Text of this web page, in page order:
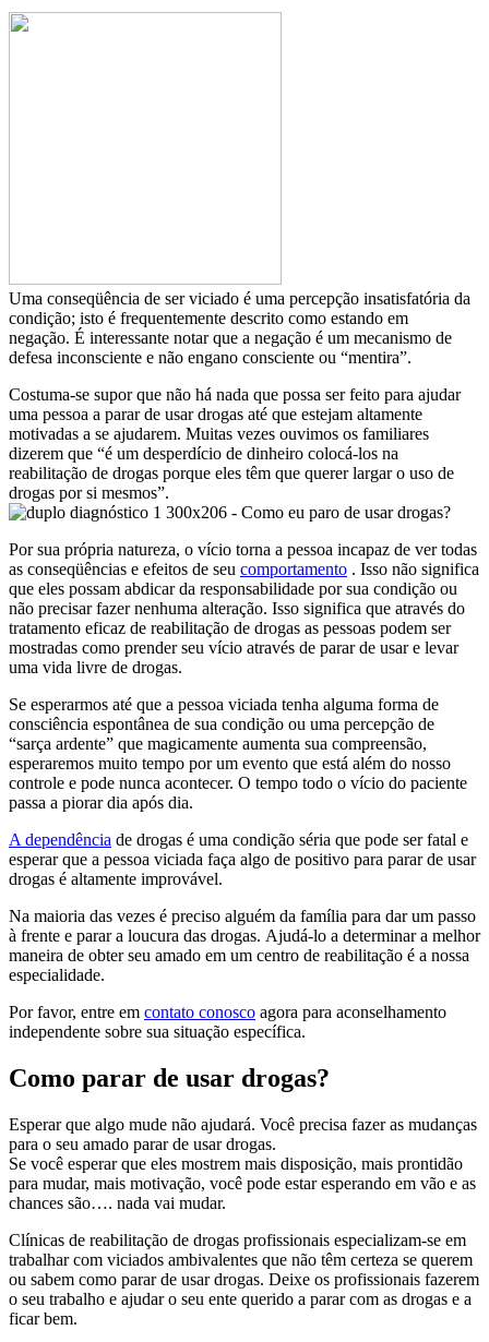
Uma conseqüência de ser viciado é uma percepção insatisfatória da
condição; isto é frequentemente descrito como estando em
negação. É interessante notar que a negação é um mecanismo de
defesa inconsciente e não engano consciente ou “mentira”.
Costuma-se supor que não há nada que possa ser feito para ajudar
uma pessoa a parar de usar drogas até que estejam altamente
motivadas a se ajudarem. Muitas vezes ouvimos os familiares
dizerem que “é um desperdício de dinheiro colocá-los na
reabilitação de drogas porque eles têm que querer largar o uso de
drogas por si mesmos”.
Por sua própria natureza, o vício torna a pessoa incapaz de ver todas
as conseqüências e efeitos de seu comportamento . Isso não significa
que eles possam abdicar da responsabilidade por sua condição ou
não precisar fazer nenhuma alteração. Isso significa que através do
tratamento eficaz de reabilitação de drogas as pessoas podem ser
mostradas como prender seu vício através de parar de usar e levar
uma vida livre de drogas.
Se esperarmos até que a pessoa viciada tenha alguma forma de
consciência espontânea de sua condição ou uma percepção de
“sarça ardente” que magicamente aumenta sua compreensão,
esperaremos muito tempo por um evento que está além do nosso
controle e pode nunca acontecer. O tempo todo o vício do paciente
passa a piorar dia após dia.
A dependência de drogas é uma condição séria que pode ser fatal e
esperar que a pessoa viciada faça algo de positivo para parar de usar
drogas é altamente improvável.
Na maioria das vezes é preciso alguém da família para dar um passo
à frente e parar a loucura das drogas. Ajudá-lo a determinar a melhor
maneira de obter seu amado em um centro de reabilitação é a nossa
especialidade.
Por favor, entre em contato conosco agora para aconselhamento
independente sobre sua situação específica.
Como parar de usar drogas?
Esperar que algo mude não ajudará. Você precisa fazer as mudanças
para o seu amado parar de usar drogas.
Se você esperar que eles mostrem mais disposição, mais prontidão
para mudar, mais motivação, você pode estar esperando em vão e as
chances são…. nada vai mudar.
Clínicas de reabilitação de drogas profissionais especializam-se em
trabalhar com viciados ambivalentes que não têm certeza se querem
ou sabem como parar de usar drogas. Deixe os profissionais fazerem
o seu trabalho e ajudar o seu ente querido a parar com as drogas e a
ficar bem.